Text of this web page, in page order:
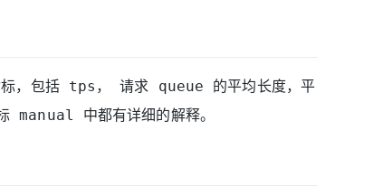
，包括 tps， 请求 queue 的平均长度，平
manual 中都有详细的解释。